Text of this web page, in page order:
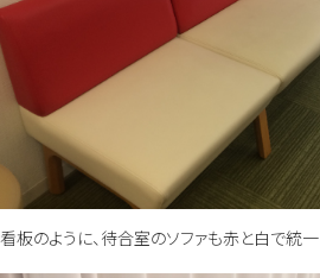
看板のように、待合室のソファも赤と白で統一